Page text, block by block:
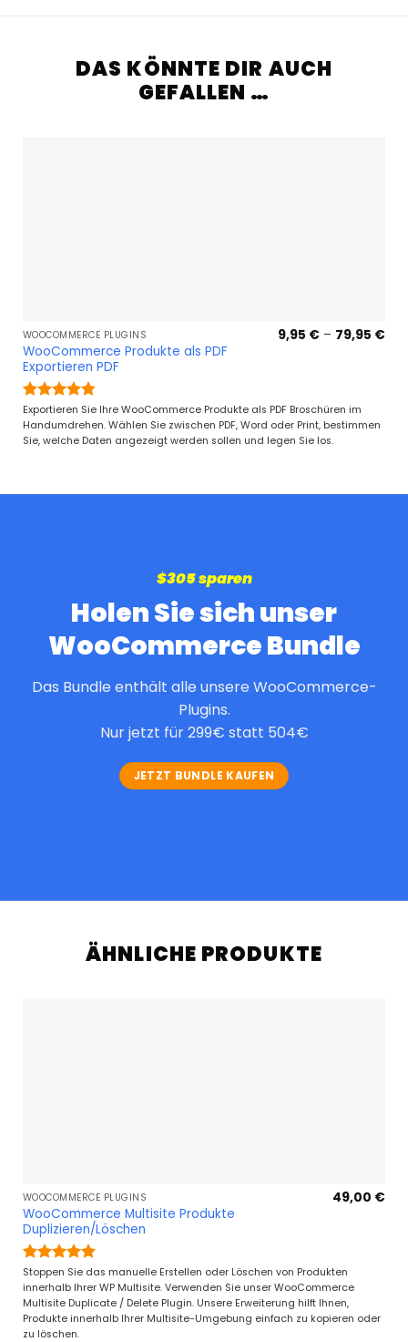
DAS KÖNNTE DIR AUCH
GEFALLEN …
WOOCOMMERCE PLUGINS
WooCommerce Produkte als PDF
Exportieren PDF
Bewertet
mit4.77
von 5
9,95 € – 79,95 €
Exportieren Sie Ihre WooCommerce Produkte als PDF Broschüren im
Handumdrehen. Wählen Sie zwischen PDF, Word oder Print, bestimmen
Sie, welche Daten angezeigt werden sollen und legen Sie los.
$305 sparen
Holen Sie sich unser
WooCommerce Bundle
Das Bundle enthält alle unsere WooCommerce-
Plugins.
Nur jetzt für 299€ statt 504€
JETZT BUNDLE KAUFEN
ÄHNLICHE PRODUKTE
WOOCOMMERCE PLUGINS
WooCommerce Multisite Produkte
Duplizieren/Löschen
Bewertet
mit5von
5
49,00 €
Stoppen Sie das manuelle Erstellen oder Löschen von Produkten
innerhalb Ihrer WP Multisite. Verwenden Sie unser WooCommerce
Multisite Duplicate / Delete Plugin. Unsere Erweiterung hilft Ihnen,
Produkte innerhalb Ihrer Multisite-Umgebung einfach zu kopieren oder
zu löschen.